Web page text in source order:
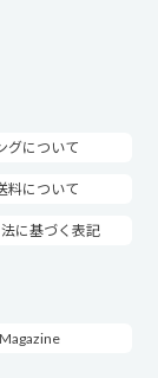
グについて
料について
に基づく表記